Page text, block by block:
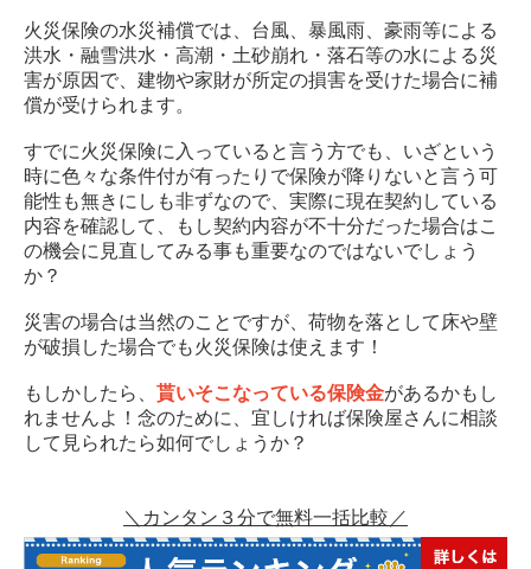
火災保険の水災補償では、台風、暴風雨、豪雨等による
洪水・融雪洪水・高潮・土砂崩れ・落石等の水による災
害が原因で、建物や家財が所定の損害を受けた場合に補
償が受けられます。
すでに火災保険に入っていると言う方でも、いざという
時に色々な条件付が有ったりで保険が降りないと言う可
能性も無きにしも非ずなので、実際に現在契約している
内容を確認して、もし契約内容が不十分だった場合はこ
の機会に見直してみる事も重要なのではないでしょう
か？
災害の場合は当然のことですが、荷物を落として床や壁
が破損した場合でも火災保険は使えます！
もしかしたら、 貰いそこなっている保険金があるかもし
れませんよ！念のために、宜しければ保険屋さんに相談
して見られたら如何でしょうか？
＼カンタン３分で無料一括比較／